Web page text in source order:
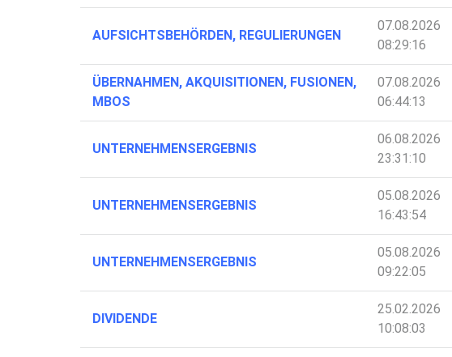
AUFSICHTSBEHÖRDEN, REGULIERUNGEN
07.08.2026
08:29:16
ÜBERNAHMEN, AKQUISITIONEN, FUSIONEN,
MBOS
07.08.2026
06:44:13
UNTERNEHMENSERGEBNIS
06.08.2026
23:31:10
UNTERNEHMENSERGEBNIS
05.08.2026
16:43:54
UNTERNEHMENSERGEBNIS
05.08.2026
09:22:05
DIVIDENDE
25.02.2026
10:08:03